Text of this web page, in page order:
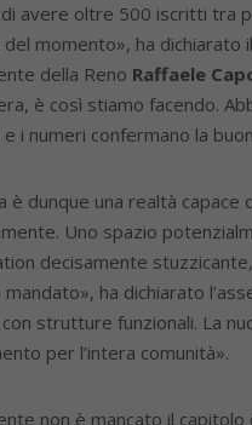
avere oltre 500 iscritti tra
momento», ha dichiarato
della Reno Raffaele
è così stiamo facendo.
i numeri confermano la
è dunque una realtà
Uno spazio
decisamente
ha dichiarato
strutture funzionali. La
per l’intera comunità».
non è mancato il